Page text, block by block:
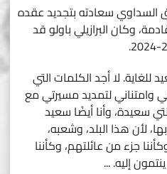
السداوي سعادته بتجديد عقده
وكان البرازيلي باولو قد
للغاية. لا أجد الكلمات التي
لتمديد مسيرتي مع
سعيدة، وأنا أيضًا سعيد
لأن هذا البلد، وشعبه،
جزء من عائلتهم، وكأننا
إليه....